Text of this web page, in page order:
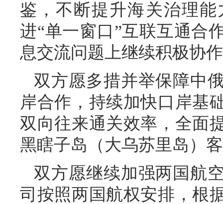
鉴，不断提升海关治理
进“单一窗口”互联互通合
息交流问题上继续积极协
双方愿多措并举保障中
岸合作，持续加快口岸基
双向往来通关效率，全面
黑瞎子岛（大乌苏里岛）
双方愿继续加强两国航
司按照两国航权安排，根